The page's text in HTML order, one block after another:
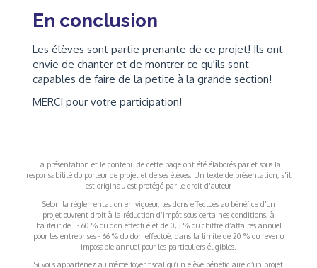
En conclusion
Les élèves sont partie prenante de ce projet! Ils ont
envie de chanter et de montrer ce qu'ils sont
capables de faire de la petite à la grande section!
MERCI pour votre participation!
La présentation et le contenu de cette page ont été élaborés par et sous la
responsabilité du porteur de projet et de ses élèves. Un texte de présentation, s'il
est original, est protégé par le droit d'auteur
Selon la réglementation en vigueur, les dons effectués au bénéfice d’un
projet ouvrent droit à la réduction d’impôt sous certaines conditions, à
hauteur de : - 60 % du don effectué et de 0,5 % du chiffre d’affaires annuel
pour les entreprises - 66 % du don effectué, dans la limite de 20 % du revenu
imposable annuel pour les particuliers éligibles.
Si vous appartenez au même foyer fiscal qu’un élève bénéficiaire d’un projet